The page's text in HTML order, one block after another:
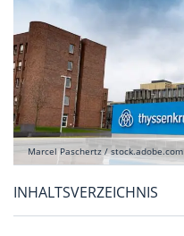
Marcel Paschertz / stock.adobe.com
INHALTSVERZEICHNIS